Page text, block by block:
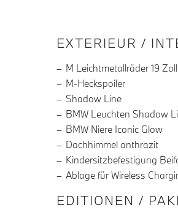
EXTERIEUR /
M Leichtmetallräder 19 Zoll
M-Heckspoiler
Shadow Line
BMW Leuchten Shadow
BMW Niere Iconic Glow
Dachhimmel anthrazit
Kindersitzbefestigung
Ablage für Wireless
EDITIONEN /